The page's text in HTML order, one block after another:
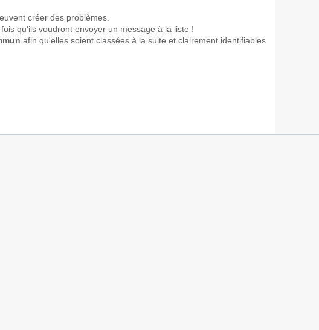
créer des problèmes.
qu'ils voudront envoyer un message à la liste !
afin qu'elles soient classées à la suite et clairement identifiables